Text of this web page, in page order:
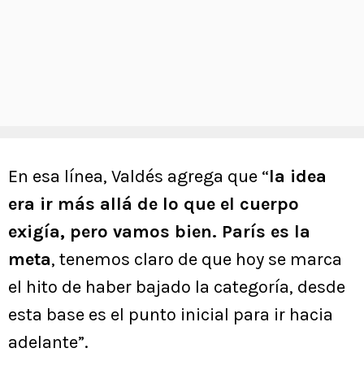
En esa línea, Valdés agrega que “la idea
era ir más allá de lo que el cuerpo
exigía, pero vamos bien. París es la
meta, tenemos claro de que hoy se marca
el hito de haber bajado la categoría, desde
esta base es el punto inicial para ir hacia
adelante”.